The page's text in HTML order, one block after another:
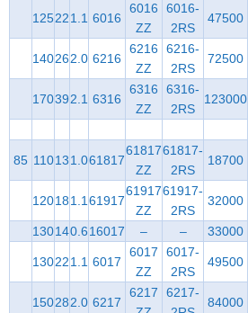
125221.1 6016
6016
ZZ
6016-
2RS
47500
140262.0 6216
6216
ZZ
6216-
2RS
72500
170392.1 6316
6316
ZZ
6316-
2RS
123000
85 110131.061817
61817
ZZ
61817-
2RS
18700
120181.161917
61917
ZZ
61917-
2RS
32000
130140.616017 – – 33000
130221.1 6017
6017
ZZ
6017-
2RS
49500
150282.0 6217
6217
6217-
84000